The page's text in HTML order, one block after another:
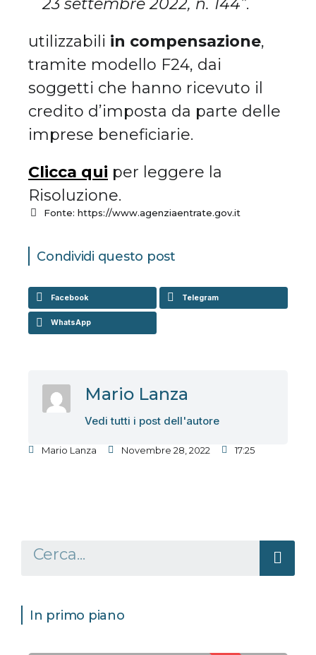
utilizzabili in compensazione,
tramite modello F24, dai
soggetti che hanno ricevuto il
credito d’imposta da parte delle
imprese beneficiarie.
Clicca qui per leggere la
Risoluzione.
Fonte: https://www.agenziaentrate.gov.it
Condividi questo post
Facebook Telegram
WhatsApp
Mario Lanza
Vedi tutti i post dell'autore
Mario Lanza Novembre 28, 2022 17:25
In primo piano